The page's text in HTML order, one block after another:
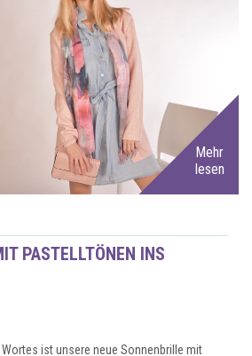
Mehr
lesen
PASTELLTÖNEN INS
ist unsere neue Sonnenbrille mit